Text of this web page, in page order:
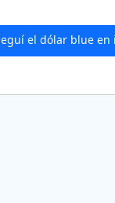
el dólar blue en